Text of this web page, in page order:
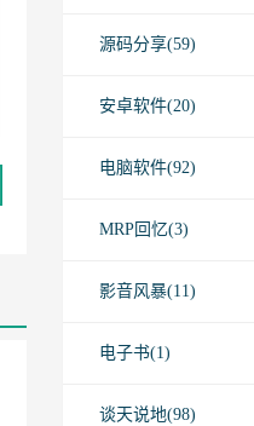
源码分享(59)
安卓软件(20)
电脑软件(92)
MRP回忆(3)
影音风暴(11)
电子书(1)
谈天说地(98)